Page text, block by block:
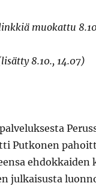
muokattu
8.10., 14.07)
Putkonen
ehdokkaiden
julkaisusta